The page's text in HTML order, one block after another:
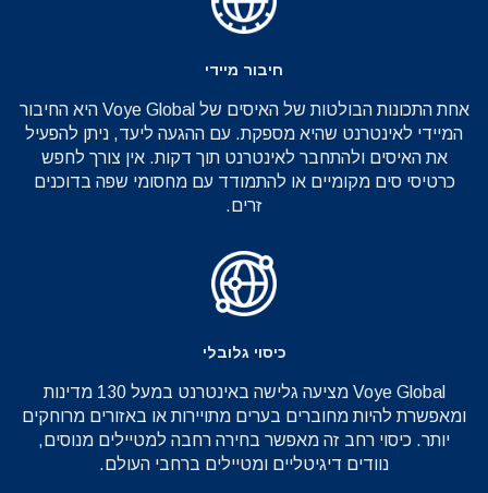
חיבור מיידי
אחת התכונות הבולטות של האיסים של Voye Global היא החיבור
המיידי לאינטרנט שהיא מספקת. עם ההגעה ליעד, ניתן להפעיל
את האיסים ולהתחבר לאינטרנט תוך דקות. אין צורך לחפש
כרטיסי סים מקומיים או להתמודד עם מחסומי שפה בדוכנים
זרים.
כיסוי גלובלי
Voye Global מציעה גלישה באינטרנט במעל 130 מדינות
ומאפשרת להיות מחוברים בערים מתויירות או באזורים מרוחקים
יותר. כיסוי רחב זה מאפשר בחירה רחבה למטיילים מנוסים,
נוודים דיגיטליים ומטיילים ברחבי העולם.